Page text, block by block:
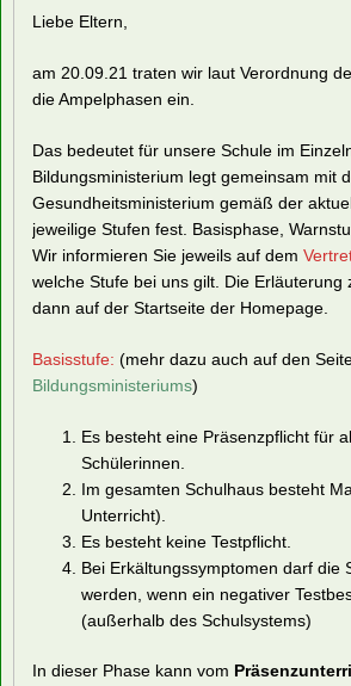
Liebe Eltern,
am 20.09.21 traten wir laut Verordnung
die Ampelphasen ein.
Das bedeutet für unsere Schule im
Bildungsministerium legt gemeinsam mit
Gesundheitsministerium gemäß der
jeweilige Stufen fest. Basisphase,
Wir informieren Sie jeweils auf dem
welche Stufe bei uns gilt. Die Erläuterung
dann auf der Startseite der Homepage.
Basisstufe: (mehr dazu auch auf den
Bildungsministeriums)
Es besteht eine Präsenzpflicht für
Schülerinnen.
Im gesamten Schulhaus besteht
Unterricht).
Es besteht keine Testpflicht.
Bei Erkältungssymptomen darf die
werden, wenn ein negativer
(außerhalb des Schulsystems)
In dieser Phase kann vom